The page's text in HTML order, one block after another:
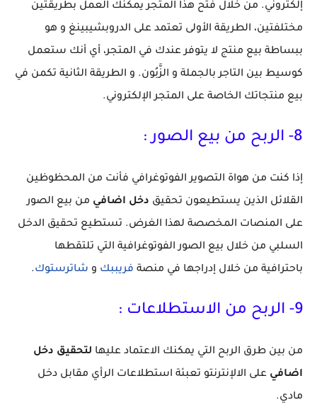
إلكتروني. من خلال فتح هذا المتجر يمكنك العمل بطريقتين
مختلفتين، الطريقة الأولى تعتمد على الدروبشيبينغ و هو
ببساطة بيع منتج لا يتوفر عندك في المتجر، أي أنك ستعمل
كوسيط بين التاجر بالجملة و الزَّبُون. و الطريقة الثانية تكمن في
بيع منتجاتك الخاصة على المتجر الإلكتروني.
8- الربح من بيع الصور :
إذا كنت من هواة التصوير الفوتوغرافي فأنت من المحظوظين
القلائل الذين يستطيعون تحقيق دخل اضافي من بيع الصور
على المنصات المخصصة لهذا الغرض. تستطيع تحقيق الدخل
السلبي من خلال بيع الصور الفوتوغرافية التي تلتقطها
باحترافية من خلال إدراجها في منصة فريببك و شاترستوك.
9- الربح من الاستطلاعات :
من بين طرق الربح التي يمكنك الاعتماد عليها لتحقيق دخل
اضافي على الالإنترنتو تعبئة استطلاعات الرأي مقابل دخل
مادي.